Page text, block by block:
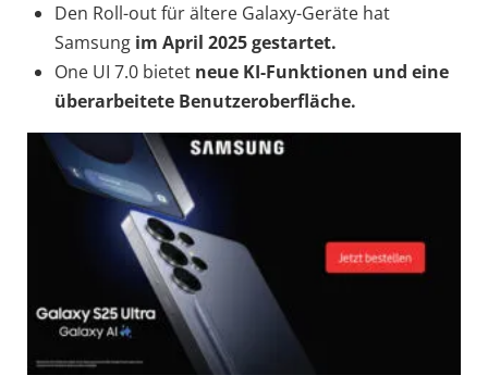
Den Roll-out für ältere Galaxy-Geräte hat
Samsung im April 2025 gestartet.
One UI 7.0 bietet neue KI-Funktionen und eine
überarbeitete Benutzeroberfläche.